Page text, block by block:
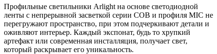
Профильные светильники Arlight на основе светодиодной
ленты с непрерывной засветкой серии COB и профиля MIC не
перегружают пространство, при этом подчеркивают детали и
оживляют интерьер. Каждый экспонат, будь то хрупкий
артефакт или современная инсталляция, получает свет,
который раскрывает его уникальность.